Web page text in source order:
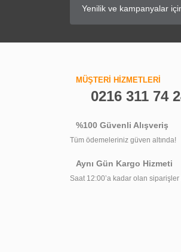
MÜŞTERİ HİZMETLERİ
0216 311 74
%100 Güvenli Alışveriş
Tüm ödemeleriniz güven altında!
Aynı Gün Kargo Hizmeti
Saat 12:00’a kadar olan